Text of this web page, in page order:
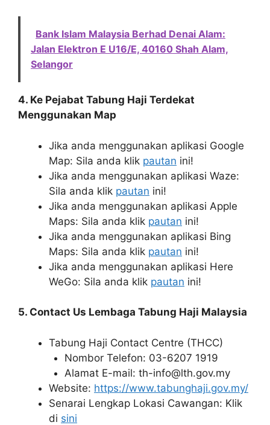
Bank Islam Malaysia Berhad Denai Alam:
Jalan Elektron E U16/E, 40160 Shah Alam,
Selangor
4. Ke Pejabat Tabung Haji Terdekat
Menggunakan Map
Jika anda menggunakan aplikasi Google
Map: Sila anda klik pautan ini!
Jika anda menggunakan aplikasi Waze:
Sila anda klik pautan ini!
Jika anda menggunakan aplikasi Apple
Maps: Sila anda klik pautan ini!
Jika anda menggunakan aplikasi Bing
Maps: Sila anda klik pautan ini!
Jika anda menggunakan aplikasi Here
WeGo: Sila anda klik pautan ini!
5. Contact Us Lembaga Tabung Haji Malaysia
Tabung Haji Contact Centre (THCC)
Nombor Telefon: 03-6207 1919
Alamat E-mail: th-info@lth.gov.my
Website: https://www.tabunghaji.gov.my/
Senarai Lengkap Lokasi Cawangan: Klik
di sini